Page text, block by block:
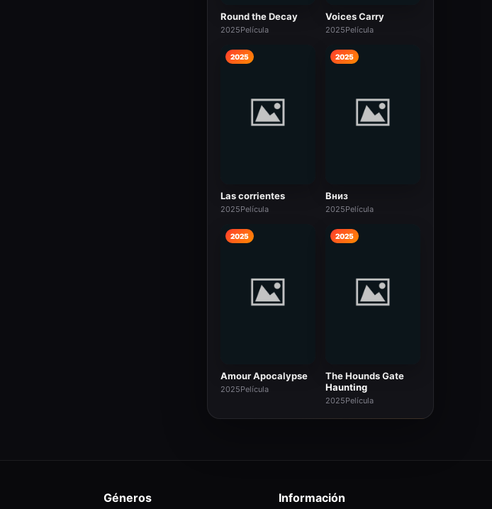
Round the Decay
2025Película
Voices Carry
2025Película
2025
Las corrientes
2025Película
2025
Вниз
2025Película
2025
Amour Apocalypse
2025Película
2025
The Hounds Gate
Haunting
2025Película
Géneros Información